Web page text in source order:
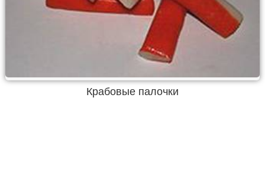
Крабовые палочки